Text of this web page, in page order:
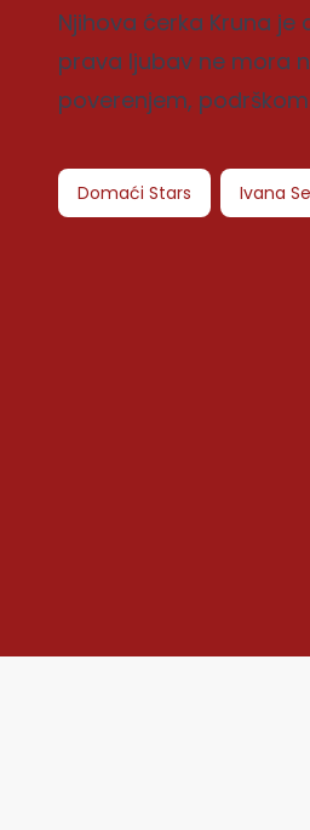
Njihova ćerka Kruna
prava ljubav ne mora
poverenjem,
Domaći Stars Ivana